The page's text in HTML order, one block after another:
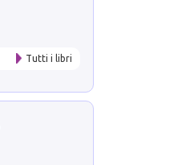
Tutti i libri